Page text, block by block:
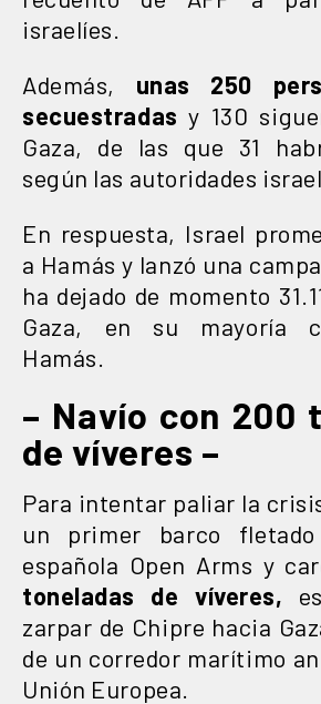
israelíes.
Además, unas 250
secuestradas y 130
Gaza, de las que 31
según las autoridades
En respuesta, Israel
a Hamás y lanzó una
ha dejado de momento
Gaza, en su mayoría
Hamás.
– Navío con 200
de víveres –
Para intentar paliar la
un primer barco
española Open Arms y
toneladas de víveres,
zarpar de Chipre hacia
de un corredor marítimo
Unión Europea.